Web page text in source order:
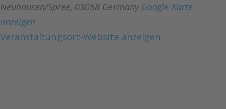
Neuhausen/Spree, 03058 Germany Google Karte
anzeigen
Veranstaltungsort-Website anzeigen